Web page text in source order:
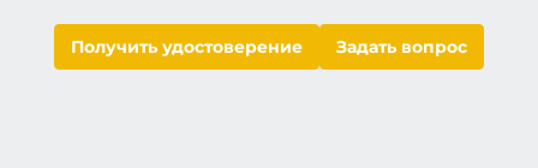
Получить удостоверение Задать вопрос